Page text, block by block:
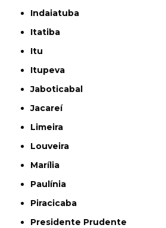
Indaiatuba
Itatiba
Itu
Itupeva
Jaboticabal
Jacareí
Limeira
Louveira
Marília
Paulínia
Piracicaba
Presidente Prudente